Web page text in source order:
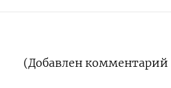
(Добавлен комментарий